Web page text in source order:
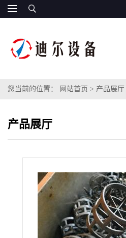
您当前的位置： 网站首页 > 产品展厅
产品展厅